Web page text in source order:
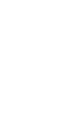
Mutis, Tomás